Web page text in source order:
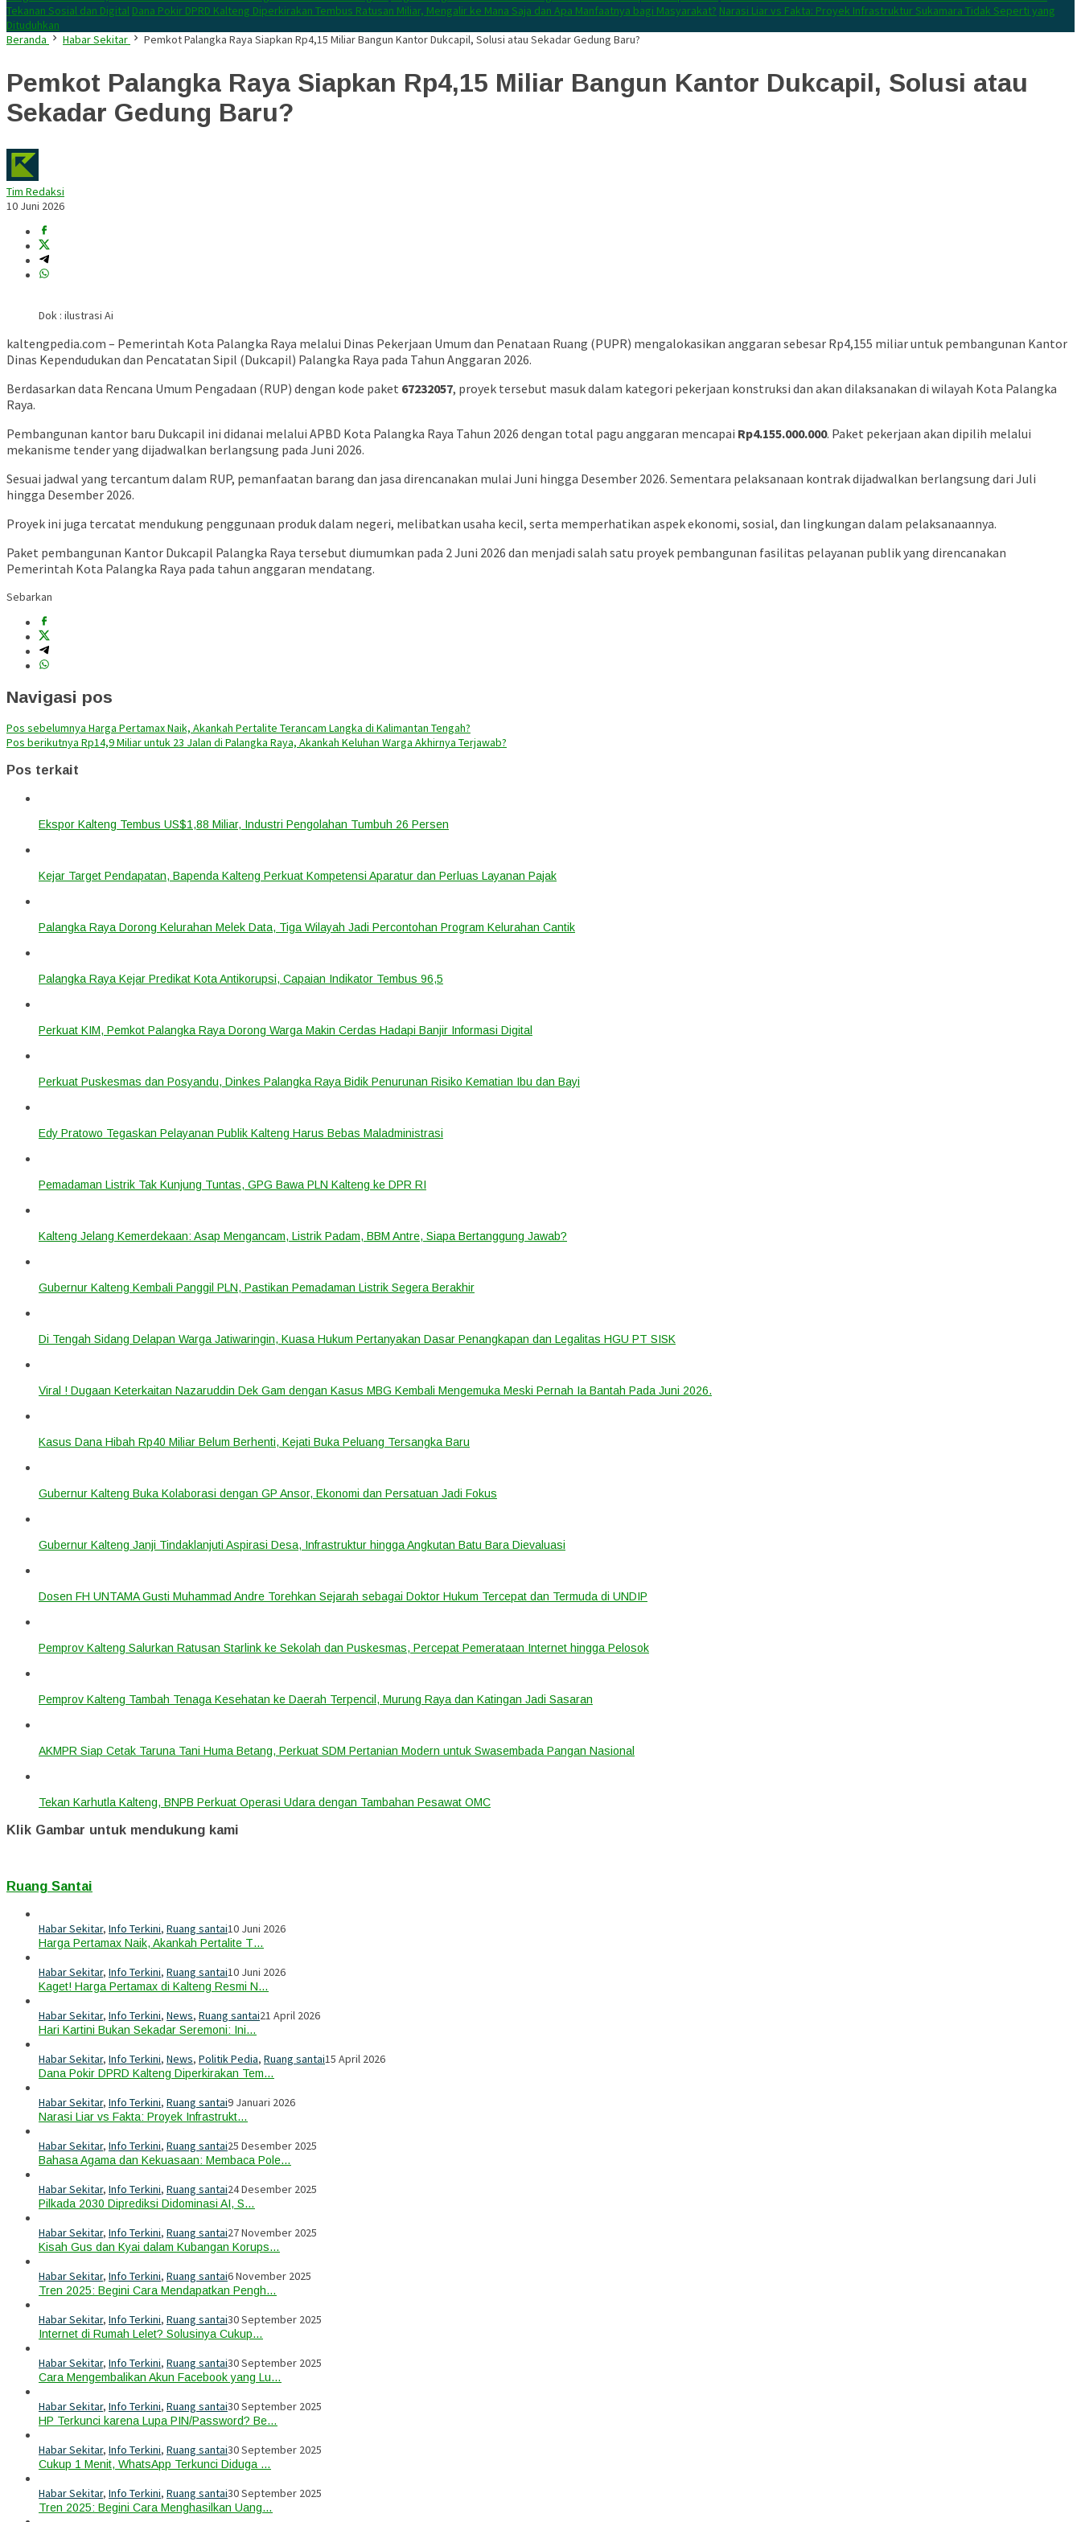
Tekanan Sosial dan Digital Dana Pokir DPRD Kalteng Diperkirakan Tembus Ratusan Miliar, Mengalir ke Mana Saja dan Apa Manfaatnya bagi Masyarakat? Narasi Liar vs Fakta: Proyek Infrastruktur Sukamara Tidak Seperti yang
Dituduhkan
Beranda
Habar Sekitar Pemkot Palangka Raya Siapkan Rp4,15 Miliar Bangun Kantor Dukcapil, Solusi atau Sekadar Gedung Baru?
Pemkot Palangka Raya Siapkan Rp4,15 Miliar Bangun Kantor Dukcapil, Solusi atau
Sekadar Gedung Baru?
Tim Redaksi
10 Juni 2026
Dok : ilustrasi Ai
kaltengpedia.com – Pemerintah Kota Palangka Raya melalui Dinas Pekerjaan Umum dan Penataan Ruang (PUPR) mengalokasikan anggaran sebesar Rp4,155 miliar untuk pembangunan Kantor
Dinas Kependudukan dan Pencatatan Sipil (Dukcapil) Palangka Raya pada Tahun Anggaran 2026.
Berdasarkan data Rencana Umum Pengadaan (RUP) dengan kode paket 67232057, proyek tersebut masuk dalam kategori pekerjaan konstruksi dan akan dilaksanakan di wilayah Kota Palangka
Raya.
Pembangunan kantor baru Dukcapil ini didanai melalui APBD Kota Palangka Raya Tahun 2026 dengan total pagu anggaran mencapai Rp4.155.000.000. Paket pekerjaan akan dipilih melalui
mekanisme tender yang dijadwalkan berlangsung pada Juni 2026.
Sesuai jadwal yang tercantum dalam RUP, pemanfaatan barang dan jasa direncanakan mulai Juni hingga Desember 2026. Sementara pelaksanaan kontrak dijadwalkan berlangsung dari Juli
hingga Desember 2026.
Proyek ini juga tercatat mendukung penggunaan produk dalam negeri, melibatkan usaha kecil, serta memperhatikan aspek ekonomi, sosial, dan lingkungan dalam pelaksanaannya.
Paket pembangunan Kantor Dukcapil Palangka Raya tersebut diumumkan pada 2 Juni 2026 dan menjadi salah satu proyek pembangunan fasilitas pelayanan publik yang direncanakan
Pemerintah Kota Palangka Raya pada tahun anggaran mendatang.
Sebarkan
Navigasi pos
Pos sebelumnya Harga Pertamax Naik, Akankah Pertalite Terancam Langka di Kalimantan Tengah?
Pos berikutnya Rp14,9 Miliar untuk 23 Jalan di Palangka Raya, Akankah Keluhan Warga Akhirnya Terjawab?
Pos terkait
Ekspor Kalteng Tembus US$1,88 Miliar, Industri Pengolahan Tumbuh 26 Persen
Kejar Target Pendapatan, Bapenda Kalteng Perkuat Kompetensi Aparatur dan Perluas Layanan Pajak
Palangka Raya Dorong Kelurahan Melek Data, Tiga Wilayah Jadi Percontohan Program Kelurahan Cantik
Palangka Raya Kejar Predikat Kota Antikorupsi, Capaian Indikator Tembus 96,5
Perkuat KIM, Pemkot Palangka Raya Dorong Warga Makin Cerdas Hadapi Banjir Informasi Digital
Perkuat Puskesmas dan Posyandu, Dinkes Palangka Raya Bidik Penurunan Risiko Kematian Ibu dan Bayi
Edy Pratowo Tegaskan Pelayanan Publik Kalteng Harus Bebas Maladministrasi
Pemadaman Listrik Tak Kunjung Tuntas, GPG Bawa PLN Kalteng ke DPR RI
Kalteng Jelang Kemerdekaan: Asap Mengancam, Listrik Padam, BBM Antre, Siapa Bertanggung Jawab?
Gubernur Kalteng Kembali Panggil PLN, Pastikan Pemadaman Listrik Segera Berakhir
Di Tengah Sidang Delapan Warga Jatiwaringin, Kuasa Hukum Pertanyakan Dasar Penangkapan dan Legalitas HGU PT SISK
Viral ! Dugaan Keterkaitan Nazaruddin Dek Gam dengan Kasus MBG Kembali Mengemuka Meski Pernah Ia Bantah Pada Juni 2026.
Kasus Dana Hibah Rp40 Miliar Belum Berhenti, Kejati Buka Peluang Tersangka Baru
Gubernur Kalteng Buka Kolaborasi dengan GP Ansor, Ekonomi dan Persatuan Jadi Fokus
Gubernur Kalteng Janji Tindaklanjuti Aspirasi Desa, Infrastruktur hingga Angkutan Batu Bara Dievaluasi
Dosen FH UNTAMA Gusti Muhammad Andre Torehkan Sejarah sebagai Doktor Hukum Tercepat dan Termuda di UNDIP
Pemprov Kalteng Salurkan Ratusan Starlink ke Sekolah dan Puskesmas, Percepat Pemerataan Internet hingga Pelosok
Pemprov Kalteng Tambah Tenaga Kesehatan ke Daerah Terpencil, Murung Raya dan Katingan Jadi Sasaran
AKMPR Siap Cetak Taruna Tani Huma Betang, Perkuat SDM Pertanian Modern untuk Swasembada Pangan Nasional
Tekan Karhutla Kalteng, BNPB Perkuat Operasi Udara dengan Tambahan Pesawat OMC
Klik Gambar untuk mendukung kami
Ruang Santai
Habar Sekitar, Info Terkini, Ruang santai10 Juni 2026
Harga Pertamax Naik, Akankah Pertalite T…
Habar Sekitar, Info Terkini, Ruang santai10 Juni 2026
Kaget! Harga Pertamax di Kalteng Resmi N…
Habar Sekitar, Info Terkini, News, Ruang santai21 April 2026
Hari Kartini Bukan Sekadar Seremoni: Ini…
Habar Sekitar, Info Terkini, News, Politik Pedia, Ruang santai15 April 2026
Dana Pokir DPRD Kalteng Diperkirakan Tem…
Habar Sekitar, Info Terkini, Ruang santai9 Januari 2026
Narasi Liar vs Fakta: Proyek Infrastrukt…
Habar Sekitar, Info Terkini, Ruang santai25 Desember 2025
Bahasa Agama dan Kekuasaan: Membaca Pole…
Habar Sekitar, Info Terkini, Ruang santai24 Desember 2025
Pilkada 2030 Diprediksi Didominasi AI, S…
Habar Sekitar, Info Terkini, Ruang santai27 November 2025
Kisah Gus dan Kyai dalam Kubangan Korups…
Habar Sekitar, Info Terkini, Ruang santai6 November 2025
Tren 2025: Begini Cara Mendapatkan Pengh…
Habar Sekitar, Info Terkini, Ruang santai30 September 2025
Internet di Rumah Lelet? Solusinya Cukup…
Habar Sekitar, Info Terkini, Ruang santai30 September 2025
Cara Mengembalikan Akun Facebook yang Lu…
Habar Sekitar, Info Terkini, Ruang santai30 September 2025
HP Terkunci karena Lupa PIN/Password? Be…
Habar Sekitar, Info Terkini, Ruang santai30 September 2025
Cukup 1 Menit, WhatsApp Terkunci Diduga …
Habar Sekitar, Info Terkini, Ruang santai30 September 2025
Tren 2025: Begini Cara Menghasilkan Uang…